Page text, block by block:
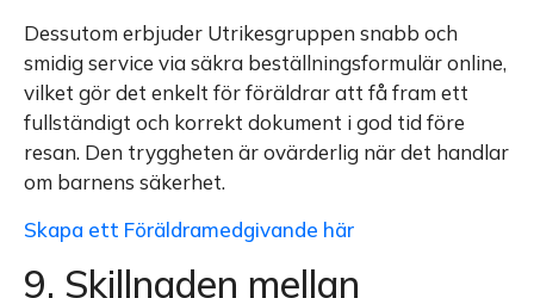
Dessutom erbjuder Utrikesgruppen snabb och
smidig service via säkra beställningsformulär online,
vilket gör det enkelt för föräldrar att få fram ett
fullständigt och korrekt dokument i god tid före
resan. Den tryggheten är ovärderlig när det handlar
om barnens säkerhet.
Skapa ett Föräldramedgivande här
9. Skillnaden mellan